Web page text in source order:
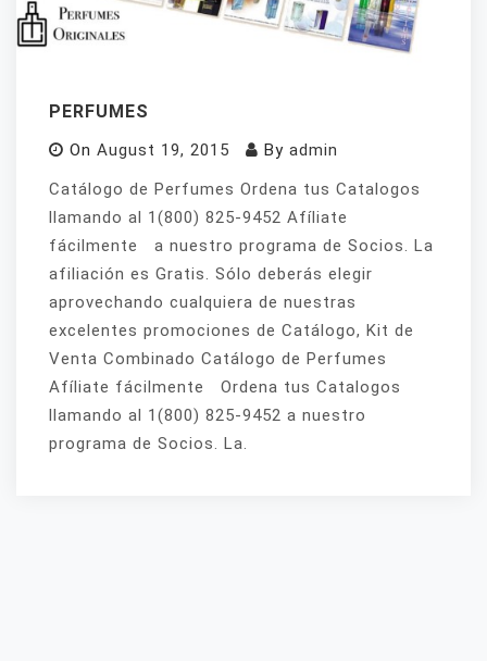
PERFUMES
On August 19, 2015 By admin
Catálogo de Perfumes Ordena tus Catalogos
llamando al 1(800) 825-9452 Afíliate
fácilmente a nuestro programa de Socios. La
afiliación es Gratis. Sólo deberás elegir
aprovechando cualquiera de nuestras
excelentes promociones de Catálogo, Kit de
Venta Combinado Catálogo de Perfumes
Afíliate fácilmente Ordena tus Catalogos
llamando al 1(800) 825-9452 a nuestro
programa de Socios. La.